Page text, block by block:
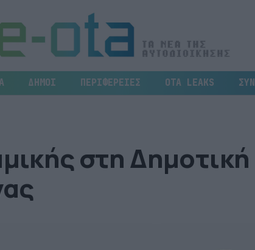
ΔΗΜΟΙ ΠΕΡΙΦΕΡΕΙΕΣ OTA LEAKS
στη Δημοτική